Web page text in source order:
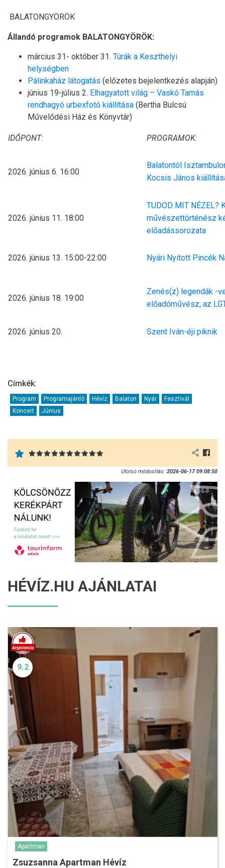
BALATONGYÖRÖK
Állandó programok BALATONGYÖRÖK:
március 31- október 31. Túrák a Keszthelyi
helységben
Pálinkaház látogatás (előzetes bejelentkezés alapján)
június 19-július 2. Elhagyatott világ – Vaskó Tamás
rendhagyó urbexfotó kiállítása (Bertha Bulcsú
Művelődési Ház és Könyvtár)
IDŐPONT: PROGRAMOK:
2026. június 6. 16:00
Balatontól
Kocsis János
2026. június 11. 18:00
TUDOD MIT NÉZEL?
művészettörténész
előadássorozata
2026. június 13. 15:00-22:00 Nyári Nyitott Pincék
2026. június 18. 19:00
Zenés(z) legendák -
előadóművész, az
2026. június 20. Szent Iván-éji piknik
Címkék:
Program Programajánló Hévíz Balaton Nyár
Fesztivál
Koncert
Június
Utolsó módosítás: 2026-06-17 09:08:50
HÉVÍZ.HU AJÁNLATAI
9.2
Apartman
Zsuzsanna Apartman Hévíz